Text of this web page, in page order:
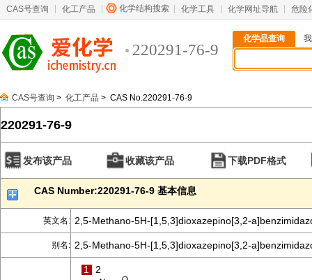
CAS号查询 化工产品 化学结构搜索 化学工具 化学网址导航 危险
220291-76-9
化学品查询
CAS号查询 > 化工产品 > CAS No.220291-76-9
220291-76-9
发布该产品 收藏该产品 下载PDF格式
CAS Number:220291-76-9 基本信息
英文名: 2,5-Methano-5H-[1,5,3]dioxazepino[3,2-
别名: 2,5-Methano-5H-[1,5,3]dioxazepino[3,2-
1 2